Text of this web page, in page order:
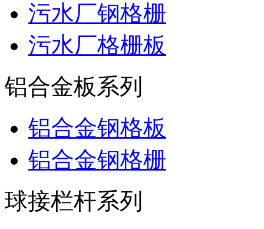
污水厂钢格栅
污水厂格栅板
铝合金板系列
铝合金钢格板
铝合金钢格栅
球接栏杆系列